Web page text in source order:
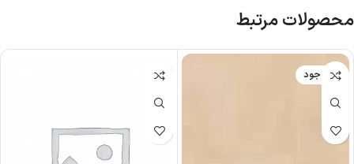
محصولات مرتبط
ناموجود